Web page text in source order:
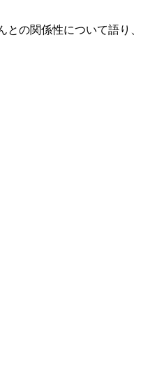
の関係性について語り、